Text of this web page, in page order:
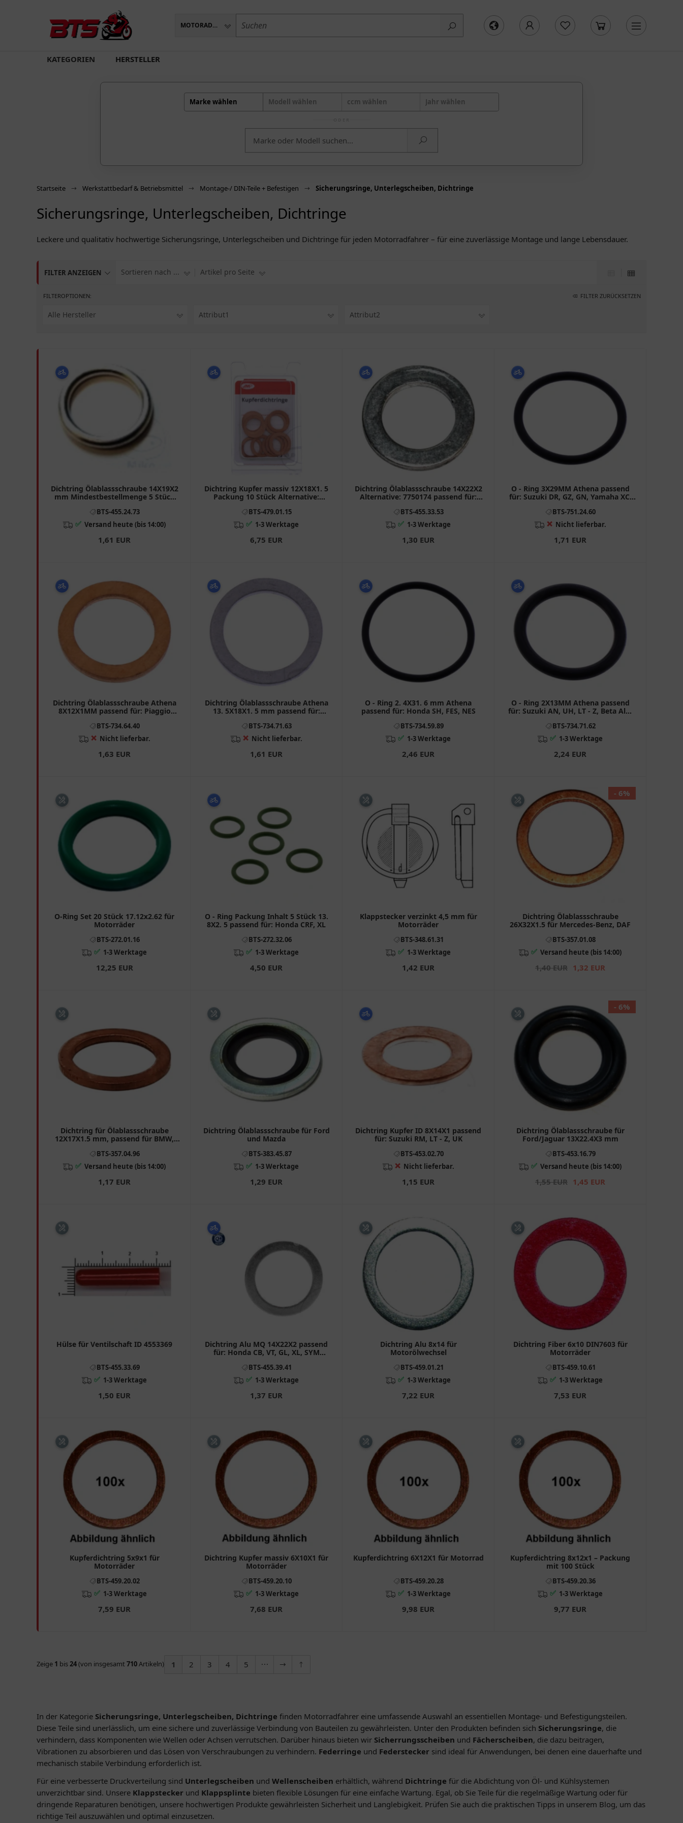
MOTORADTEILE
KATEGORIEN HERSTELLER
Marke wählen Modell wählen ccm wählen Jahr wählen
Startseite Werkstattbedarf & Betriebsmittel Montage-/ DIN-Teile + Befestigen Sicherungsringe, Unterlegscheiben, Dichtringe
Sicherungsringe, Unterlegscheiben, Dichtringe
Leckere und qualitativ hochwertige Sicherungsringe, Unterlegscheiben und Dichtringe für jeden Motorradfahrer – für eine zuverlässige Montage und lange Lebensdauer.
FILTER ANZEIGEN Sortieren nach ... Artikel pro Seite
FILTEROPTIONEN: FILTER ZURÜCKSETZEN
Alle Hersteller Attribut1 Attribut2
Dichtring Ölablassschraube 14X19X2
mm Mindestbestellmenge 5 Stück
BTS-455.24.73
✅ Versand heute (bis 14:00)
1,61 EUR
Dichtring Kupfer massiv 12X18X1. 5
Packung 10 Stück Alternative:
Scrambler, Multistrada
BTS-479.01.15
✅ 1-3 Werktage
6,75 EUR
Dichtring Ölablassschraube 14X22X2
Alternative: 7750174 passend für:
BTS-455.33.53
✅ 1-3 Werktage
1,30 EUR
O - Ring 3X29MM Athena passend
für: Suzuki DR, GZ, GN, Yamaha XC,
BTS-751.24.60
❌ Nicht lieferbar.
1,71 EUR
Dichtring Ölablassschraube Athena
8X12X1MM passend für: Piaggio
BTS-734.64.40
❌ Nicht lieferbar.
1,63 EUR
Dichtring Ölablassschraube Athena
13. 5X18X1. 5 mm passend für:
BTS-734.71.63
❌ Nicht lieferbar.
1,61 EUR
O - Ring 2. 4X31. 6 mm Athena
passend für: Honda SH, FES, NES
BTS-734.59.89
✅ 1-3 Werktage
2,46 EUR
O - Ring 2X13MM Athena passend
für: Suzuki AN, UH, LT - Z, Beta Alp,
BTS-734.71.62
✅ 1-3 Werktage
2,24 EUR
O-Ring Set 20 Stück 17.12x2.62 für
Motorräder
BTS-272.01.16
✅ 1-3 Werktage
12,25 EUR
O - Ring Packung Inhalt 5 Stück 13.
8X2. 5 passend für: Honda CRF, XL
BTS-272.32.06
✅ 1-3 Werktage
4,50 EUR
Klappstecker verzinkt 4,5 mm für
Motorräder
BTS-348.61.31
✅ 1-3 Werktage
1,42 EUR
Dichtring Ölablassschraube
26X32X1.5 für Mercedes-Benz, DAF
BTS-357.01.08
✅ Versand heute (bis 14:00)
1,40 EUR 1,32 EUR
- 6%
Dichtring für Ölablassschraube
12X17X1.5 mm, passend für BMW,
BTS-357.04.96
✅ Versand heute (bis 14:00)
1,17 EUR
Dichtring Ölablassschraube für Ford
und Mazda
BTS-383.45.87
✅ 1-3 Werktage
1,29 EUR
Dichtring Kupfer ID 8X14X1 passend
für: Suzuki RM, LT - Z, UK
BTS-453.02.70
❌ Nicht lieferbar.
1,15 EUR
Dichtring Ölablassschraube für
Ford/Jaguar 13X22.4X3 mm
BTS-453.16.79
✅ Versand heute (bis 14:00)
1,55 EUR 1,45 EUR
- 6%
Hülse für Ventilschaft ID 4553369
BTS-455.33.69
✅ 1-3 Werktage
1,50 EUR
Dichtring Alu MQ 14X22X2 passend
für: Honda CB, VT, GL, XL, SYM
BTS-455.39.41
✅ 1-3 Werktage
1,37 EUR
Dichtring Alu 8x14 für
Motorölwechsel
BTS-459.01.21
✅ 1-3 Werktage
7,22 EUR
Dichtring Fiber 6x10 DIN7603 für
Motorräder
BTS-459.10.61
✅ 1-3 Werktage
7,53 EUR
Kupferdichtring 5x9x1 für
Motorräder
BTS-459.20.02
✅ 1-3 Werktage
7,59 EUR
Dichtring Kupfer massiv 6X10X1 für
Motorräder
BTS-459.20.10
✅ 1-3 Werktage
7,68 EUR
Kupferdichtring 6X12X1 für Motorrad
BTS-459.20.28
✅ 1-3 Werktage
9,98 EUR
Kupferdichtring 8x12x1 – Packung
mit 100 Stück
BTS-459.20.36
✅ 1-3 Werktage
9,77 EUR
Zeige 1 bis24(von insgesamt 710Artikeln) 1 2 3 4 5
In der Kategorie Sicherungsringe, Unterlegscheiben, Dichtringe finden Motorradfahrer eine umfassende Auswahl an essentiellen Montage- und Befestigungsteilen.
Diese Teile sind unerlässlich, um eine sichere und zuverlässige Verbindung von Bauteilen zu gewährleisten. Unter den Produkten befinden sich Sicherungsringe, die
verhindern, dass Komponenten wie Wellen oder Achsen verrutschen. Darüber hinaus bieten wir Sicherrungsscheiben und Fächerscheiben, die dazu beitragen,
Vibrationen zu absorbieren und das Lösen von Verschraubungen zu verhindern. Federringe und Federstecker sind ideal für Anwendungen, bei denen eine dauerhafte und
mechanisch stabile Verbindung erforderlich ist.
Für eine verbesserte Druckverteilung sind Unterlegscheiben und Wellenscheiben erhältlich, während Dichtringe für die Abdichtung von Öl- und Kühlsystemen
unverzichtbar sind. Unsere Klappstecker und Klappsplinte bieten flexible Lösungen für eine einfache Wartung. Egal, ob Sie Teile für die regelmäßige Wartung oder für
dringende Reparaturen benötigen, unsere hochwertigen Produkte gewährleisten Sicherheit und Langlebigkeit. Prüfen Sie auch die praktischen Tipps in unserem Blog, um das
richtige Teil auszuwählen und optimal einzusetzen.